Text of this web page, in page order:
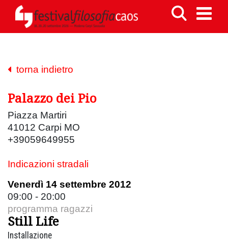
torna indietro
Palazzo dei Pio
Piazza Martiri
41012 Carpi MO
+39059649955
Indicazioni stradali
Venerdì 14 settembre 2012
09:00 - 20:00
programma ragazzi
Still Life
Installazione